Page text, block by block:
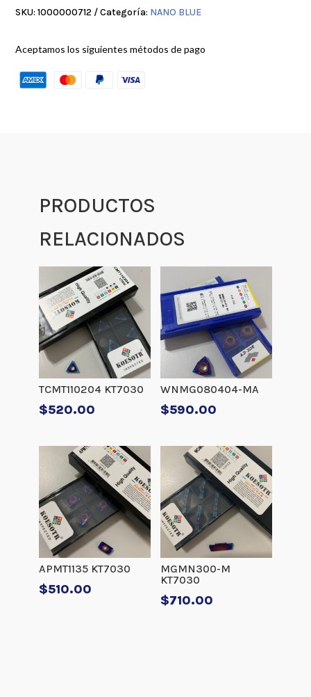
SKU:1000000712 Categoría: NANO BLUE
Aceptamos los siguientes métodos de pago
PRODUCTOS
RELACIONADOS
TCMT110204 KT7030
$520.00
WNMG080404-MA
$590.00
APMT1135 KT7030
$510.00
MGMN300-M
KT7030
$710.00